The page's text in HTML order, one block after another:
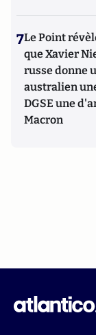
7Le Point
que Xavier
russe donne
australien
DGSE une
Macron